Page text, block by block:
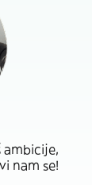
ambicije,
nam se!